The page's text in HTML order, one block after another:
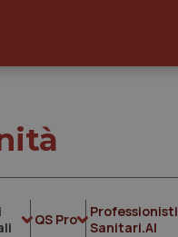
QS Pro
Professionisti
Sanitari.AI